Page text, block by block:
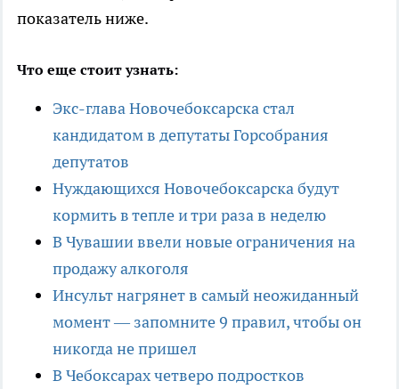
показатель ниже.
Что еще стоит узнать:
Экс-глава Новочебоксарска стал
кандидатом в депутаты Горсобрания
депутатов
Нуждающихся Новочебоксарска будут
кормить в тепле и три раза в неделю
В Чувашии ввели новые ограничения на
продажу алкоголя
Инсульт нагрянет в самый неожиданный
момент — запомните 9 правил, чтобы он
никогда не пришел
В Чебоксарах четверо подростков